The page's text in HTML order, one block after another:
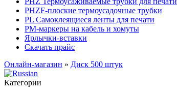
PHZF-плоские термоусадочные трубки
PL Самоклеящиеся ленты для печати
PM-маркеры на кабель и хомуты
Ярлычки-вставки
Скачать прайс
Онлайн-магазин » Диск 500 штук
Категории